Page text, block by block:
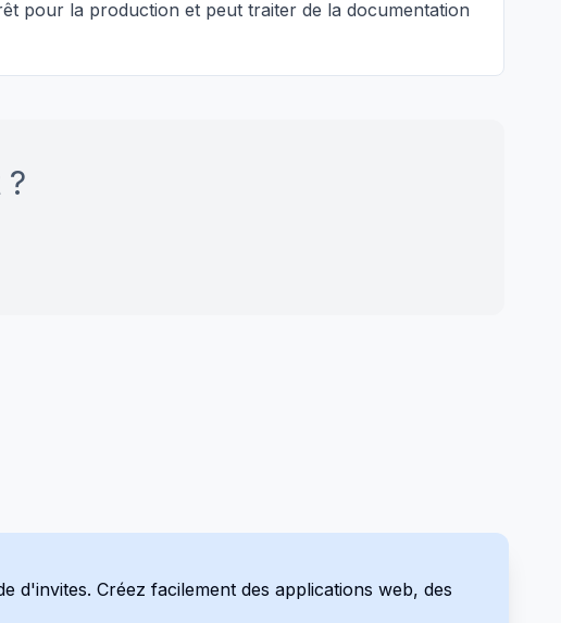
pour la production et peut traiter de la documentation
d'invites. Créez facilement des applications web, des